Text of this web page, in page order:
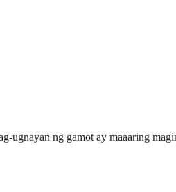
ugnayan ng gamot ay maaaring